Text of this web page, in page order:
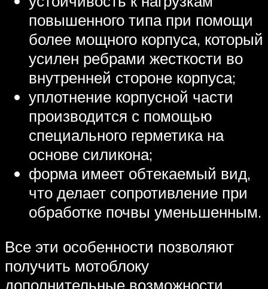
повышенного типа при помощи
более мощного корпуса, который
усилен ребрами жесткости во
внутренней стороне корпуса;
уплотнение корпусной части
производится с помощью
специального герметика на
основе силикона;
форма имеет обтекаемый вид,
что делает сопротивление при
обработке почвы уменьшенным.
Все эти особенности позволяют
получить мотоблоку
дополнительные возможности,